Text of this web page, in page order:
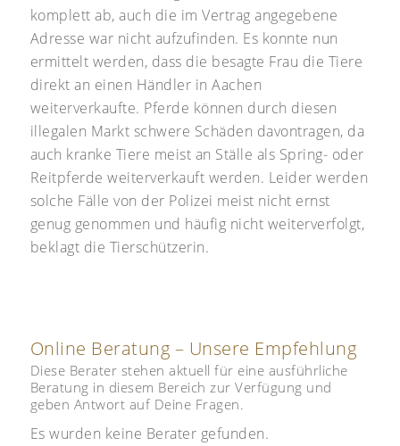
komplett ab, auch die im Vertrag angegebene
Adresse war nicht aufzufinden. Es konnte nun
ermittelt werden, dass die besagte Frau die Tiere
direkt an einen Händler in Aachen
weiterverkaufte. Pferde können durch diesen
illegalen Markt schwere Schäden davontragen, da
auch kranke Tiere meist an Ställe als Spring- oder
Reitpferde weiterverkauft werden. Leider werden
solche Fälle von der Polizei meist nicht ernst
genug genommen und häufig nicht weiterverfolgt,
beklagt die Tierschützerin.
Online Beratung – Unsere Empfehlung
Diese Berater stehen aktuell für eine ausführliche
Beratung in diesem Bereich zur Verfügung und
geben Antwort auf Deine Fragen.
Es wurden keine Berater gefunden.